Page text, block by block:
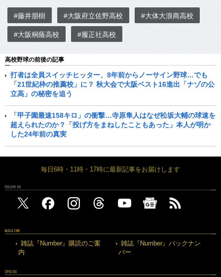
#藤井朋樹 #大阪府立佐野高校 #大体大浪商高校
#大阪桐蔭高校 #履正社高校
高校野球の前後の記事
打者は全員スイッチヒッター、8年前からノーサイン野球…でも
「21世紀枠の推薦校」に？ 秋大会で大阪ベスト16進出「ナゾの公
立高」の秘密を追う
「甲子園最速158キロ」の衝撃…寺原隼人はなぜ松坂大輔の球速を
超えられたのか？「投げ方をまねしたこともあった」本人が明か
した24年前の真実
毎日6時・11時・17時に最新記事をお届けします
FOLLOW US
MAGAZINE
雑誌『Number』購読のご案
内
雑誌『Number』バックナン
バー
SPECIAL